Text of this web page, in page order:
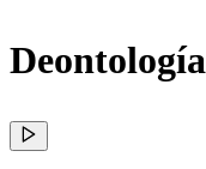
Deontología